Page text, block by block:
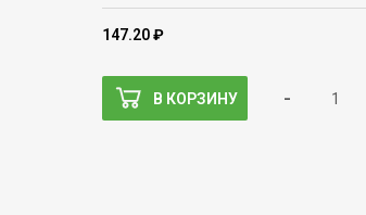
147.20 ₽
В КОРЗИНУ -